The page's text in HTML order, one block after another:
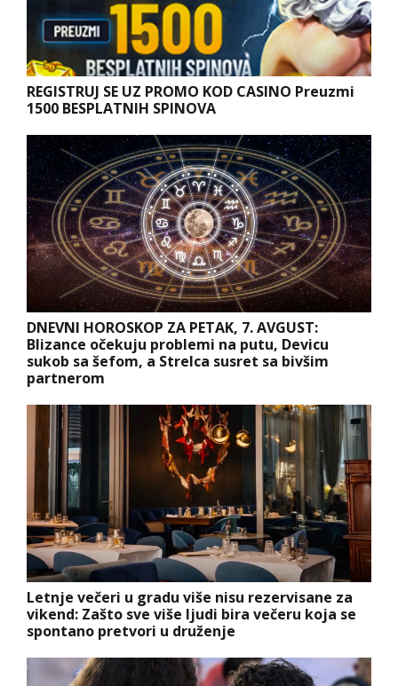
REGISTRUJ SE UZ PROMO KOD CASINO Preuzmi
1500 BESPLATNIH SPINOVA
DNEVNI HOROSKOP ZA PETAK, 7. AVGUST:
Blizance očekuju problemi na putu, Devicu
sukob sa šefom, a Strelca susret sa bivšim
partnerom
Letnje večeri u gradu više nisu rezervisane za
vikend: Zašto sve više ljudi bira večeru koja se
spontano pretvori u druženje